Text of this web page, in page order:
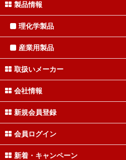
製品情報
理化学製品
産業用製品
取扱いメーカー
会社情報
新規会員登録
会員ログイン
新着・キャンペーン